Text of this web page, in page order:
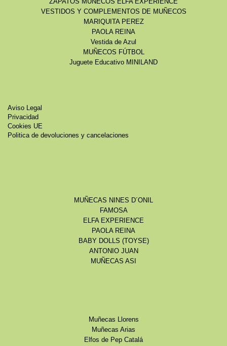
VESTIDOS Y COMPLEMENTOS DE MUÑECOS
MARIQUITA PEREZ
PAOLA REINA
Vestida de Azul
MUÑECOS FÚTBOL
Juguete Educativo MINILAND
Aviso Legal
Privacidad
Cookies UE
Politica de devoluciones y cancelaciones
MUÑECAS NINES D´ONIL
FAMOSA
ELFA EXPERIENCE
PAOLA REINA
BABY DOLLS (TOYSE)
ANTONIO JUAN
MUÑECAS ASI
Muñecas Llorens
Muñecas Arias
Elfos de Pep Catalá